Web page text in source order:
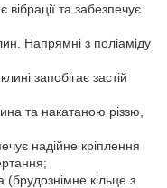
та забезпечує
Напрямні з поліаміду
запобігає застій
та накатаною різзю,
надійне кріплення
кільце з